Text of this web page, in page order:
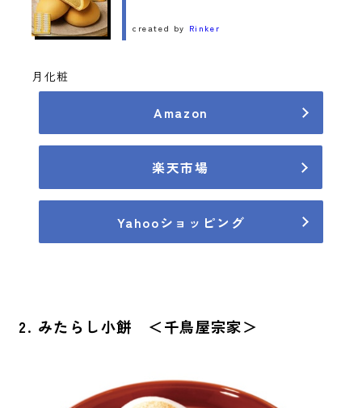
created by Rinker
月化粧
Amazon
楽天市場
Yahooショッピング
2. みたらし小餅 ＜千鳥屋宗家＞